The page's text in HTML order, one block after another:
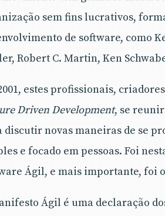
sem fins lucrativos,
de software, como
Robert C. Martin, Ken
estes profissionais,
Driven Development, se
discutir novas maneiras de se
e focado em pessoas. Foi
Ágil, e mais importante, foi
Ágil é uma declaração